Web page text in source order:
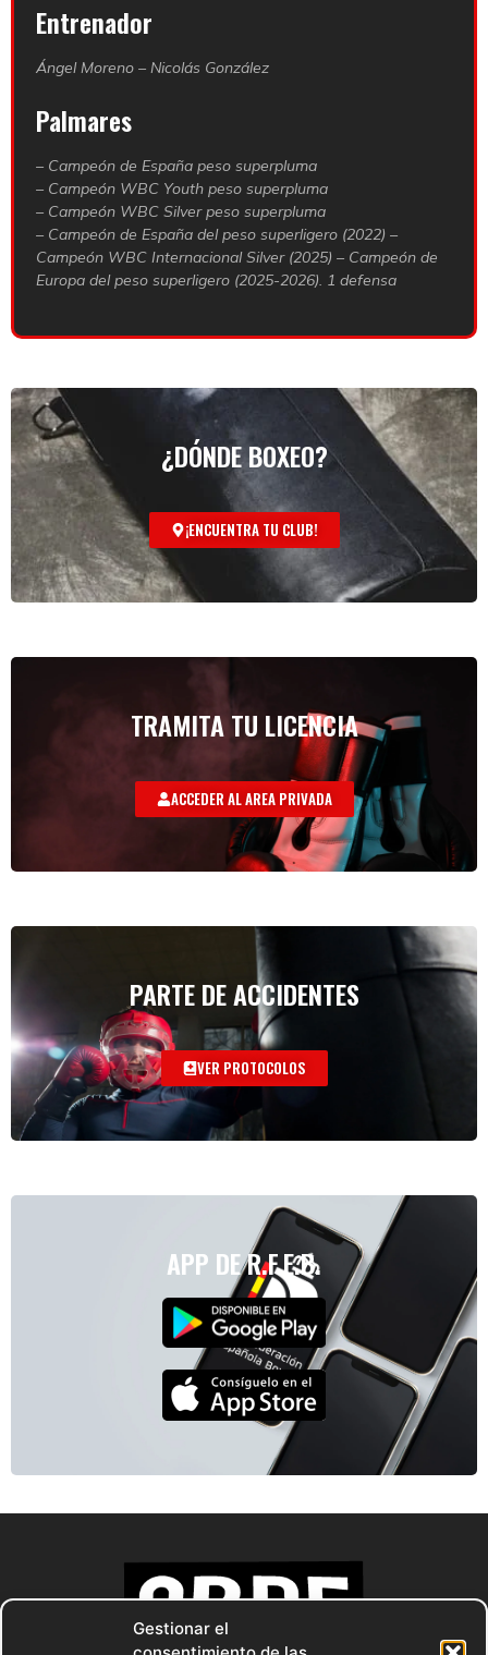
Gestionar el
Entrenador
Ángel Moreno – Nicolás González
Palmares
– Campeón de España peso superpluma
– Campeón WBC Youth peso superpluma
– Campeón WBC Silver peso superpluma
– Campeón de España del peso superligero (2022) –
Campeón WBC Internacional Silver (2025) – Campeón de
Europa del peso superligero (2025-2026). 1 defensa
¿DÓNDE BOXEO?
¡ENCUENTRA TU CLUB!
TRAMITA TU LICENCIA
ACCEDER AL AREA PRIVADA
PARTE DE ACCIDENTES
VER PROTOCOLOS
APP DE R.F.E.B.